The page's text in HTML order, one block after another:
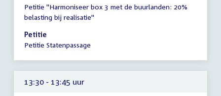
vergadering
13:30
-
13:45
Petitie "Harmoniseer box 3 met de buurlanden: 20%
belasting bij realisatie"
Petitie
Petitie Statenpassage
13:30 - 13:45 uur